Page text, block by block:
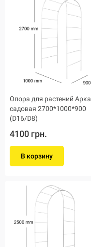
Опора для растений Арка
садовая 2700*1000*900
(D16/D8)
4100 грн.
В корзину